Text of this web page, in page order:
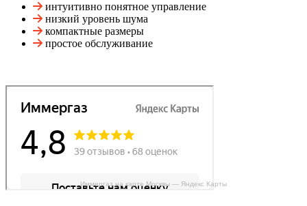
интуитивно понятное управление
низкий уровень шума
компактные размеры
простое обслуживание
Иммергаз на карте Москвы — Яндекс Карты